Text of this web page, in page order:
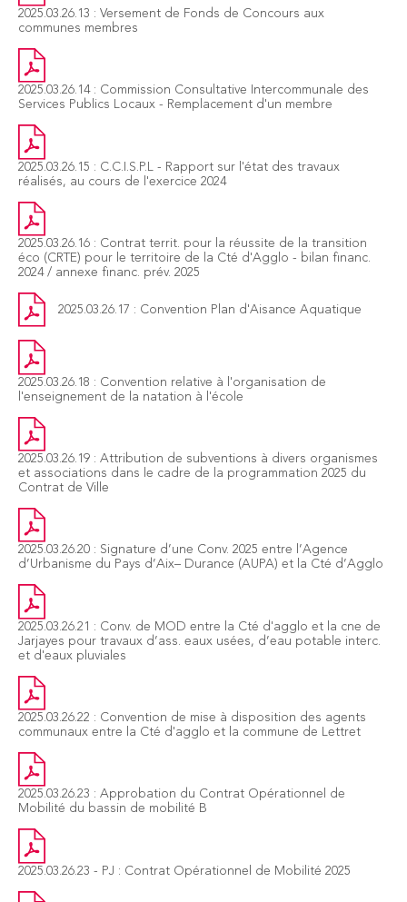
2025.03.26.13 : Versement de Fonds de Concours aux
communes membres
2025.03.26.14 : Commission Consultative Intercommunale des
Services Publics Locaux - Remplacement d'un membre
2025.03.26.15 : C.C.I.S.P.L - Rapport sur l'état des travaux
réalisés, au cours de l'exercice 2024
2025.03.26.16 : Contrat territ. pour la réussite de la transition
éco (CRTE) pour le territoire de la Cté d'Agglo - bilan financ.
2024 / annexe financ. prév. 2025
2025.03.26.17 : Convention Plan d'Aisance Aquatique
2025.03.26.18 : Convention relative à l'organisation de
l'enseignement de la natation à l'école
2025.03.26.19 : Attribution de subventions à divers organismes
et associations dans le cadre de la programmation 2025 du
Contrat de Ville
2025.03.26.20 : Signature d’une Conv. 2025 entre l’Agence
d’Urbanisme du Pays d’Aix– Durance (AUPA) et la Cté d’Agglo
2025.03.26.21 : Conv. de MOD entre la Cté d'agglo et la cne de
Jarjayes pour travaux d’ass. eaux usées, d’eau potable interc.
et d'eaux pluviales
2025.03.26.22 : Convention de mise à disposition des agents
communaux entre la Cté d'agglo et la commune de Lettret
2025.03.26.23 : Approbation du Contrat Opérationnel de
Mobilité du bassin de mobilité B
2025.03.26.23 - PJ : Contrat Opérationnel de Mobilité 2025